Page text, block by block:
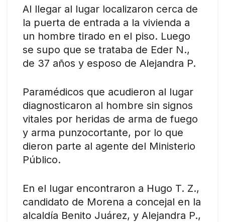
Al llegar al lugar localizaron cerca de
la puerta de entrada a la vivienda a
un hombre tirado en el piso. Luego
se supo que se trataba de Eder N.,
de 37 años y esposo de Alejandra P.
Paramédicos que acudieron al lugar
diagnosticaron al hombre sin signos
vitales por heridas de arma de fuego
y arma punzocortante, por lo que
dieron parte al agente del Ministerio
Público.
En el lugar encontraron a Hugo T. Z.,
candidato de Morena a concejal en la
alcaldía Benito Juárez, y Alejandra P.,